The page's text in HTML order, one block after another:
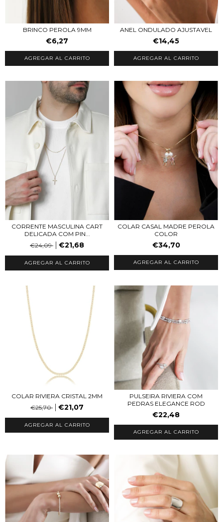
BRINCO PEROLA 9MM
€6,27
ANEL ONDULADO AJUSTAVEL
€14,45
AGREGAR AL CARRITO
CORRENTE MASCULINA CART
DELICADA COM PIN...
€24,09
€21,68
AGREGAR AL CARRITO
COLAR CASAL MADRE PEROLA
COLOR
€34,70
AGREGAR AL CARRITO
COLAR RIVIERA CRISTAL 2MM
€25,70
€21,07
PULSEIRA RIVIERA COM
PEDRAS ELEGANCE ROD
€22,48
AGREGAR AL CARRITO